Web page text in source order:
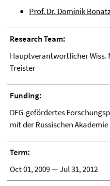
Prof. Dr. Dominik
Research Team:
Hauptverantwortlicher Wiss.
Treister
Funding:
DFG-gefördertes
mit der Russischen
Term:
Oct 01, 2009 — Jul 31, 2012